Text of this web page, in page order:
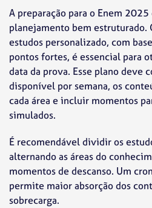
A preparação para o Enem
planejamento bem estruturado.
estudos personalizado, com
pontos fortes, é essencial para
data da prova. Esse plano deve
disponível por semana, os
cada área e incluir momentos
simulados.
É recomendável dividir os
alternando as áreas do
momentos de descanso. Um
permite maior absorção dos
sobrecarga.